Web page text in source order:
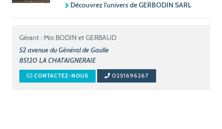
Découvrez l'univers de GERBODIN SARL
Gérant : Mrs BODIN et GERBAUD
52 avenue du Général de Gaulle
85120 LA CHATAIGNERAIE
CONTACTEZ-NOUS 0251696267